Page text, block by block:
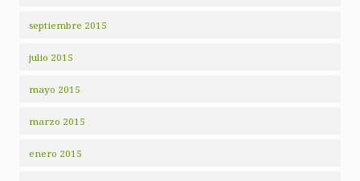
septiembre 2015
julio 2015
mayo 2015
marzo 2015
enero 2015